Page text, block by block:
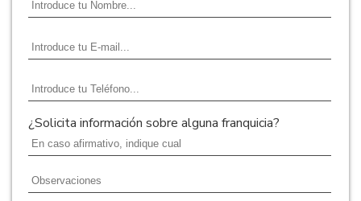
¿Solicita información sobre alguna franquicia?